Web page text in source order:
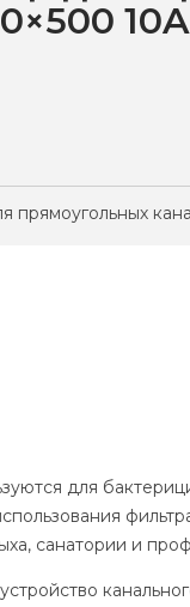
10A
прямоугольных
для
санатории и